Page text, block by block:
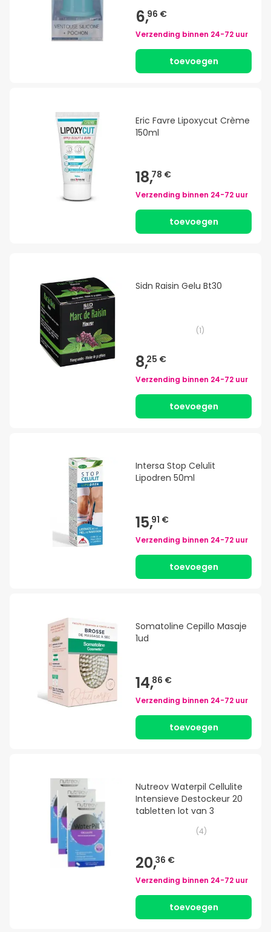
6,96 €
Verzending binnen 24-72 uur
toevoegen
Eric Favre Lipoxycut Crème
150ml
18,78 €
Verzending binnen 24-72 uur
toevoegen
Sidn Raisin Gelu Bt30
(1)
8,25 €
Verzending binnen 24-72 uur
toevoegen
Intersa Stop Celulit
Lipodren 50ml
15,91 €
Verzending binnen 24-72 uur
toevoegen
Somatoline Cepillo Masaje
1ud
14,86 €
Verzending binnen 24-72 uur
toevoegen
Nutreov Waterpil Cellulite
Intensieve Destockeur 20
tabletten lot van 3
(4)
20,36 €
Verzending binnen 24-72 uur
toevoegen